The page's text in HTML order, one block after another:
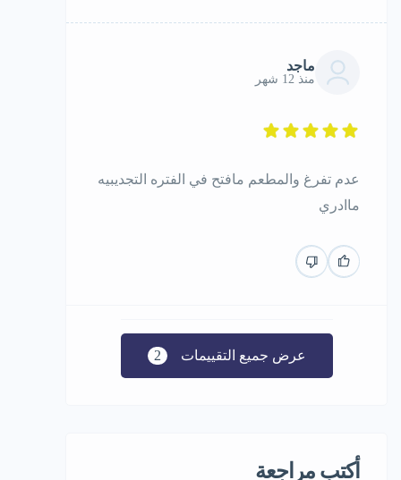
ماجد
منذ 12 شهر
عدم تفرغ والمطعم مافتح في الفتره التجديبيه
ماادري
عرض جميع التقييمات 2
أكتب مراجعة